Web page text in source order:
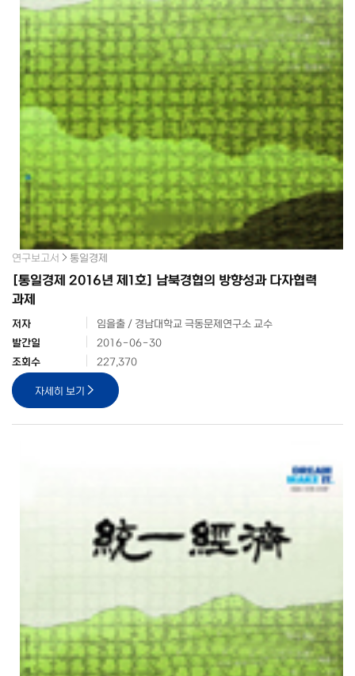
연구보고서 통일경제
[통일경제 2016년 제1호] 남북경협의 방향성과 다자협력
과제
저자
임을출 / 경남대학교 극동문제연구소 교수
발간일
2016-06-30
조회수
227,370
자세히 보기